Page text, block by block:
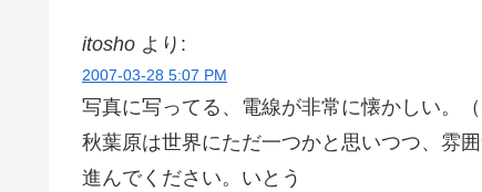
itosho より:
2007-03-28 5:07 PM
写真に写ってる、電線が非常に懐かしい。
秋葉原は世界にただ一つかと思いつつ、雰
進んでください。いとう